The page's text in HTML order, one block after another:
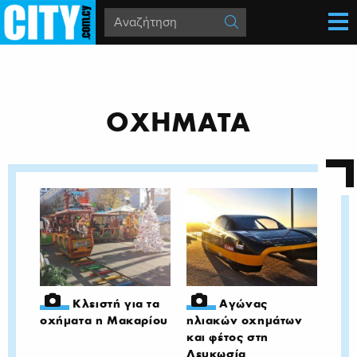
ΟΧΗΜΑΤΑ
Κλειστή για τα
οχήματα η Μακαρίου
Αγώνας
ηλιακών οχημάτων
και φέτος στη
Λευκωσία